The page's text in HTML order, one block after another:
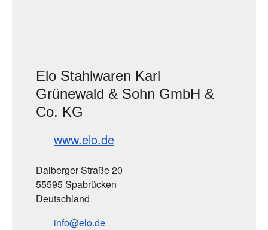
Elo Stahlwaren Karl
Grünewald & Sohn GmbH &
Co. KG
www.elo.de
Dalberger Straße 20
55595 Spabrücken
Deutschland
info
elode